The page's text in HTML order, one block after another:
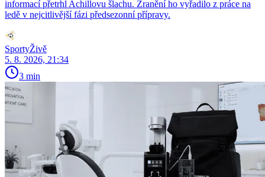
informací přetrhl Achillovu šlachu. Zranění ho vyřadilo z práce na
ledě v nejcitlivější fázi předsezonní přípravy.
SportyŽivě
5. 8. 2026, 21:34
3 min